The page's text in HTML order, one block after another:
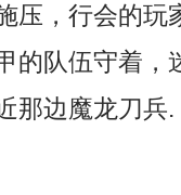
压，行会的玩
的队伍守着，
那边魔龙刀兵.